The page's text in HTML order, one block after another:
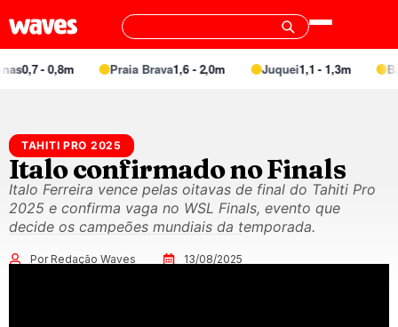
0,7 - 0,8m Praia Brava1,6 - 2,0m Juquei1,1 - 1,3m
TAHITI PRO 2025
Italo confirmado no Finals
Italo Ferreira vence pelas oitavas de final do Tahiti Pro
2025 e confirma vaga no WSL Finals, evento que
decide os campeões mundiais da temporada.
Por Redação Waves 13/08/2025